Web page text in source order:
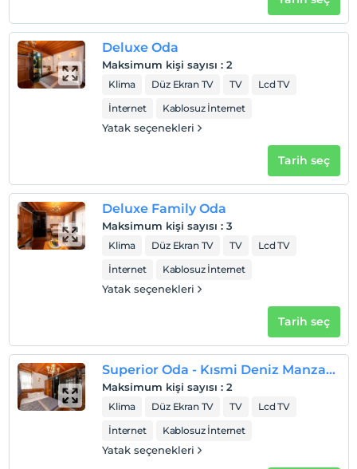
Deluxe Oda
Maksimum kişi sayısı : 2
Klima Düz Ekran TV TV
Lcd TV
İnternet
Kablosuz İnternet
Yatak seçenekleri
Tarih seç
Deluxe Family Oda
Maksimum kişi sayısı : 3
Klima Düz Ekran TV TV
Lcd TV
İnternet
Kablosuz İnternet
Yatak seçenekleri
Tarih seç
Superior Oda - Kısmi Deniz Manzaralı
Maksimum kişi sayısı : 2
Klima Düz Ekran TV TV
Lcd TV
İnternet
Kablosuz İnternet
Yatak seçenekleri